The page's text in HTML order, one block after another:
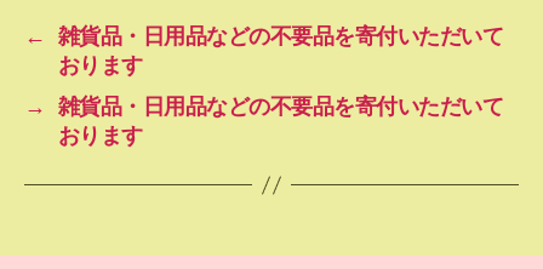
←
雑貨品・日用品などの不要品を寄付いただいて
おります
→
雑貨品・日用品などの不要品を寄付いただいて
おります